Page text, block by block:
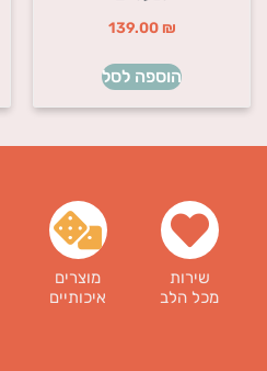
139.00 ₪
הוספה לסל
שירות
מכל הלב
מוצרים
איכותיים